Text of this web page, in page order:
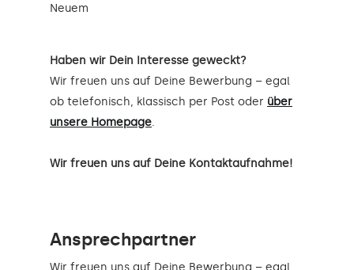
Neuem
Haben wir Dein Interesse geweckt?
Wir freuen uns auf Deine Bewerbung – egal
ob telefonisch, klassisch per Post oder über
unsere Homepage.
Wir freuen uns auf Deine Kontaktaufnahme!
Ansprechpartner
Wir freuen uns auf Deine Bewerbung – egal